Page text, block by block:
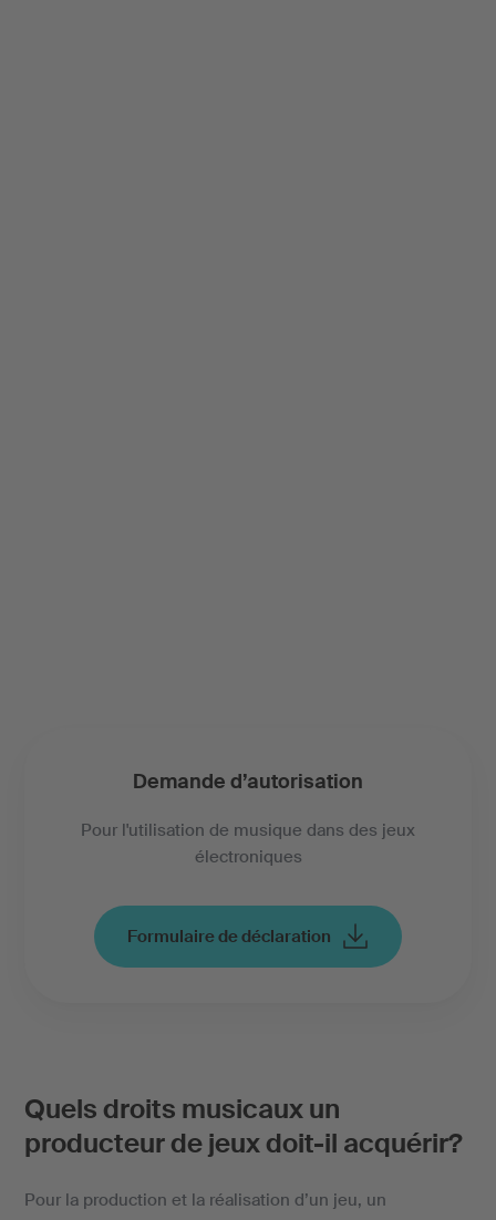
Demande d’autorisation
Pour l'utilisation de musique dans des jeux
électroniques
Formulaire de déclaration
Quels droits musicaux un
producteur de jeux doit-il acquérir?
Pour la production et la réalisation d’un jeu, un